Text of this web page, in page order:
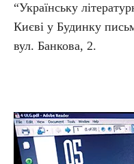
“Українську
Києві у Будинку
вул. Банкова, 2.